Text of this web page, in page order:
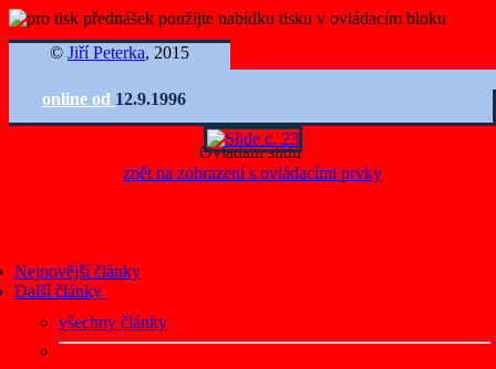
© Jiří Peterka, 2015
online od 12.9.1996
Ovládání slidů
Nejnovější články
Další články
všechny články
zpět na zobrazení s ovládacími prvky